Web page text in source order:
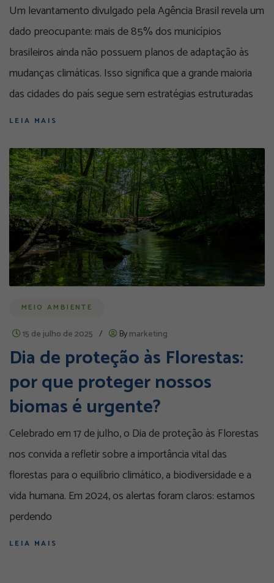
Um levantamento divulgado pela Agência Brasil revela um
dado preocupante: mais de 85% dos municípios
brasileiros ainda não possuem planos de adaptação às
mudanças climáticas. Isso significa que a grande maioria
das cidades do país segue sem estratégias estruturadas
LEIA MAIS
MEIO AMBIENTE
15 de julho de 2025 / Bymarketing
Dia de proteção às Florestas:
por que proteger nossos
biomas é urgente?
Celebrado em 17 de julho, o Dia de proteção às Florestas
nos convida a refletir sobre a importância vital das
florestas para o equilíbrio climático, a biodiversidade e a
vida humana. Em 2024, os alertas foram claros: estamos
perdendo
LEIA MAIS